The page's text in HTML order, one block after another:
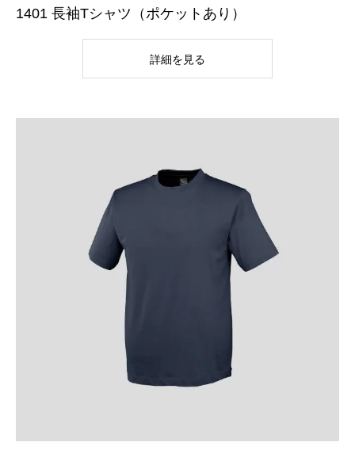
1401 長袖Tシャツ（ポケットあり）
詳細を見る